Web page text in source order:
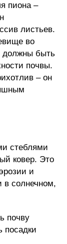
пиона –
листьев.
во
должны быть
почвы.
– он
стеблями
ковер. Это
и
в солнечном,
почву
посадки